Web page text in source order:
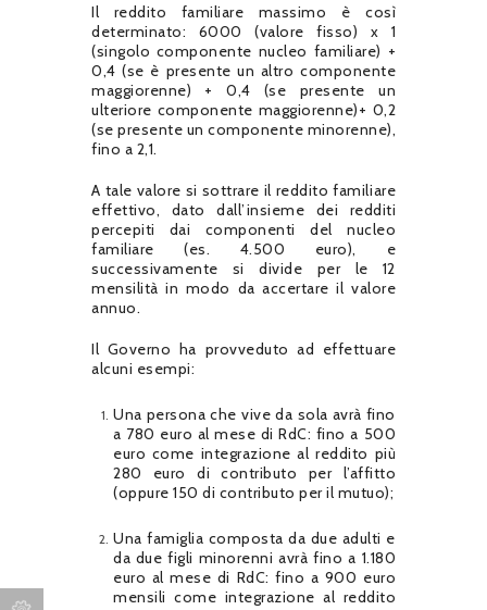
Il reddito familiare massimo è così
determinato: 6000 (valore fisso) x 1
(singolo componente nucleo familiare) +
0,4 (se è presente un altro componente
maggiorenne) + 0,4 (se presente un
ulteriore componente maggiorenne)+ 0,2
(se presente un componente minorenne),
fino a 2,1.
A tale valore si sottrare il reddito familiare
effettivo, dato dall’insieme dei redditi
percepiti dai componenti del nucleo
familiare (es. 4.500 euro), e
successivamente si divide per le 12
mensilità in modo da accertare il valore
annuo.
Il Governo ha provveduto ad effettuare
alcuni esempi:
Una persona che vive da sola avrà fino
a 780 euro al mese di RdC: fino a 500
euro come integrazione al reddito più
280 euro di contributo per l’affitto
(oppure 150 di contributo per il mutuo);
Una famiglia composta da due adulti e
da due figli minorenni avrà fino a 1.180
euro al mese di RdC: fino a 900 euro
mensili come integrazione al reddito